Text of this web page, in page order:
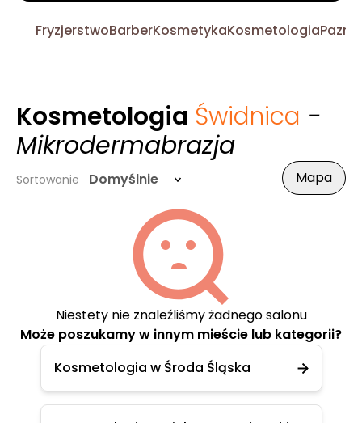
FryzjerstwoBarberKosmetykaKosmetologia
Kosmetologia Świdnica -
Mikrodermabrazja
Sortowanie Domyślnie Mapa
Niestety nie znaleźliśmy żadnego salonu
Może poszukamy w innym mieście lub kategorii?
Kosmetologia w Środa Śląska